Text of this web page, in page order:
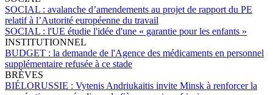
SOCIAL : avalanche d’amendements au projet de rapport du PE
relatif à l’Autorité européenne du travail
SOCIAL : l'UE étudie l'idée d'une « garantie pour les enfants »
INSTITUTIONNEL
BUDGET : la demande de l'Agence des médicaments en personnel
supplémentaire refusée à ce stade
BRÈVES
BIÉLORUSSIE : Vytenis Andriukaitis invite Minsk à renforcer la